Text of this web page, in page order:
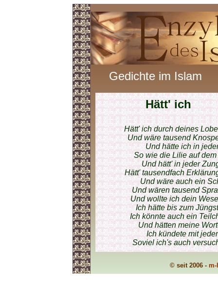
Gedichte im Islam
Hätt' ich
Hätt' ich durch deines
Und wäre tausend
Und hätte ich in
So wie die Lilie auf
Und hätt' in jeder
Hätt' tausendfach
Und wäre auch ein
Und wären tausend
Und wollte ich dein
Ich hätte bis zum
Ich könnte auch ein
Und hätten meine
Ich kündete mit
Soviel ich's auch
© seit 2006 - m-